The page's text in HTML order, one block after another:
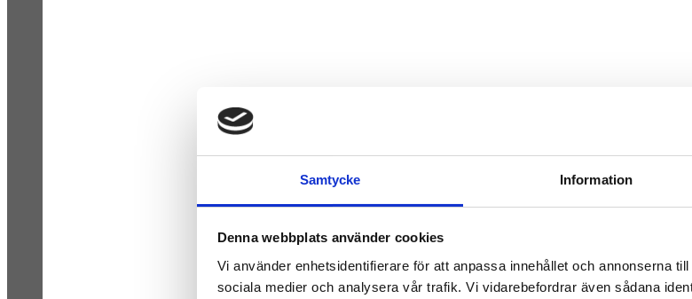
Samtycke Information
Denna webbplats använder cookies
Vi använder enhetsidentifierare för att anpassa innehållet och annonserna
sociala medier och analysera vår trafik. Vi vidarebefordrar även sådana